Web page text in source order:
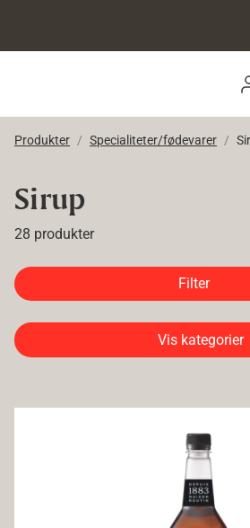
Produkter Specialiteter/fødevarer
Sirup
28 produkter
Filter
Vis kategorier